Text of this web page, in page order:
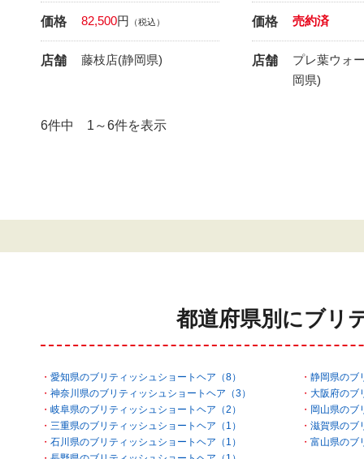
価格 82,500円 （税込）
店舗 藤枝店(静岡県)
価格 売約済
店舗
プレ葉ウォ
岡県)
6件中 1～6件を表示
都道府県別にブリ
愛知県のブリティッシュショートヘア（8）
静岡県のブ
神奈川県のブリティッシュショートヘア（3）
大阪府のブ
岐阜県のブリティッシュショートヘア（2）
岡山県のブ
三重県のブリティッシュショートヘア（1）
滋賀県のブ
石川県のブリティッシュショートヘア（1）
富山県のブ